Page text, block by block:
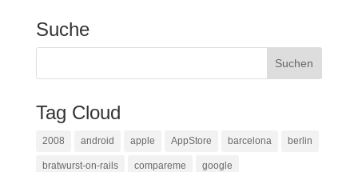
Suche
Tag Cloud
2008 android apple AppStore barcelona berlin
bratwurst-on-rails compareme google